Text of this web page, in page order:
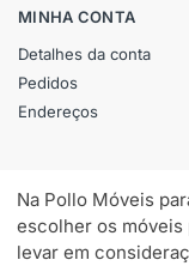
MINHA CONTA
Detalhes da conta
Pedidos
Endereços
Na Pollo Móveis
escolher os
levar em